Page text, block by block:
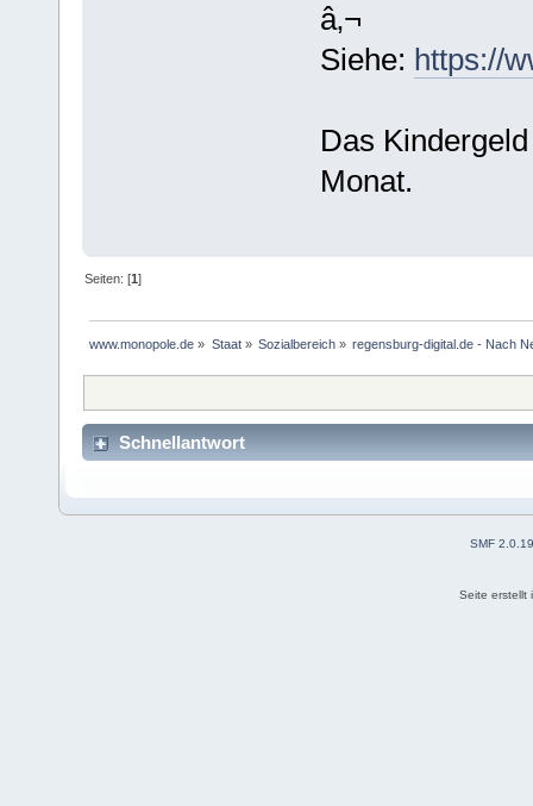
â‚¬
Siehe: https://
Das
Monat.
Seiten: [1]
www.monopole.de » Staat» Sozialbereich» regensburg-digital.de - Nach
Schnellantwort
SMF 2.0.19
Seite erstellt